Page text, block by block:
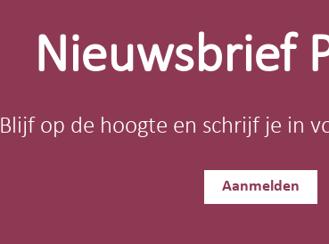
Nieuwsbrief
Blijf op de hoogte en schrijf je in
Aanmelden